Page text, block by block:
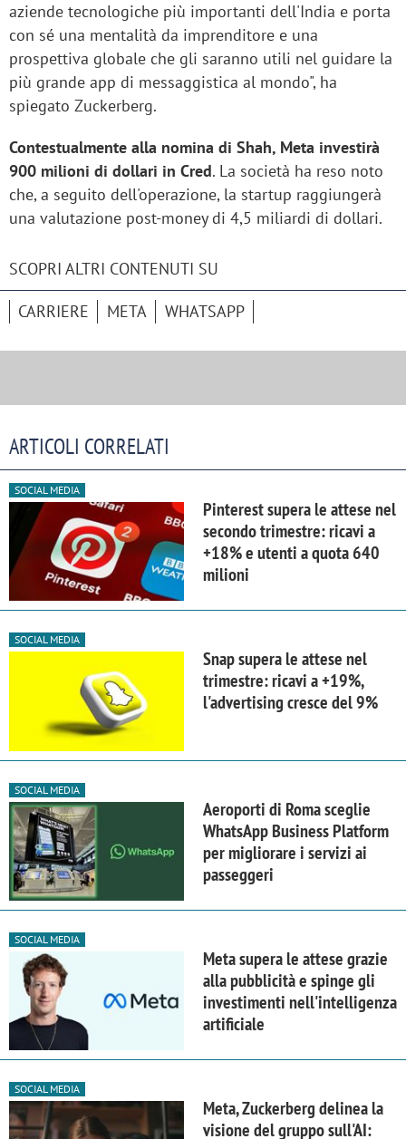
aziende tecnologiche più importanti dell'India e porta
con sé una mentalità da imprenditore e una
prospettiva globale che gli saranno utili nel guidare la
più grande app di messaggistica al mondo", ha
spiegato Zuckerberg.
Contestualmente alla nomina di Shah, Meta investirà
900 milioni di dollari in Cred. La società ha reso noto
che, a seguito dell'operazione, la startup raggiungerà
una valutazione post-money di 4,5 miliardi di dollari.
SCOPRI ALTRI CONTENUTI SU
CARRIERE META WHATSAPP
ARTICOLI CORRELATI
SOCIAL MEDIA
Pinterest supera le attese nel
secondo trimestre: ricavi a
+18% e utenti a quota 640
milioni
SOCIAL MEDIA
Snap supera le attese nel
trimestre: ricavi a +19%,
l'advertising cresce del 9%
SOCIAL MEDIA
Aeroporti di Roma sceglie
WhatsApp Business Platform
per migliorare i servizi ai
passeggeri
SOCIAL MEDIA
Meta supera le attese grazie
alla pubblicità e spinge gli
investimenti nell'intelligenza
artificiale
SOCIAL MEDIA
Meta, Zuckerberg delinea la
visione del gruppo sull'AI: